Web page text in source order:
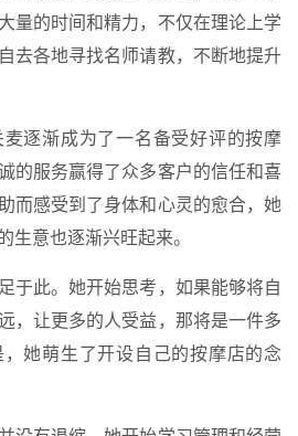
量的时间和精力，不仅在理论上学
去各地寻找名师请教，不断地提升
逐渐成为了一名备受好评的按摩
的服务赢得了众多客户的信任和喜
而感受到了身体和心灵的愈合，她
生意也逐渐兴旺起来。
于此。她开始思考，如果能够将自
，让更多的人受益，那将是一件多
她萌生了开设自己的按摩店的念